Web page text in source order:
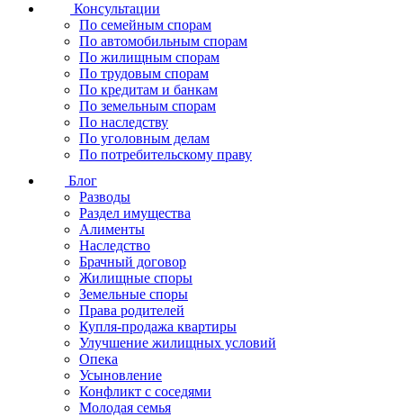
Консультации
По семейным спорам
По автомобильным спорам
По жилищным спорам
По трудовым спорам
По кредитам и банкам
По земельным спорам
По наследству
По уголовным делам
По потребительскому праву
Блог
Разводы
Раздел имущества
Алименты
Наследство
Брачный договор
Жилищные споры
Земельные споры
Права родителей
Купля-продажа квартиры
Улучшение жилищных условий
Опека
Усыновление
Конфликт с соседями
Молодая семья